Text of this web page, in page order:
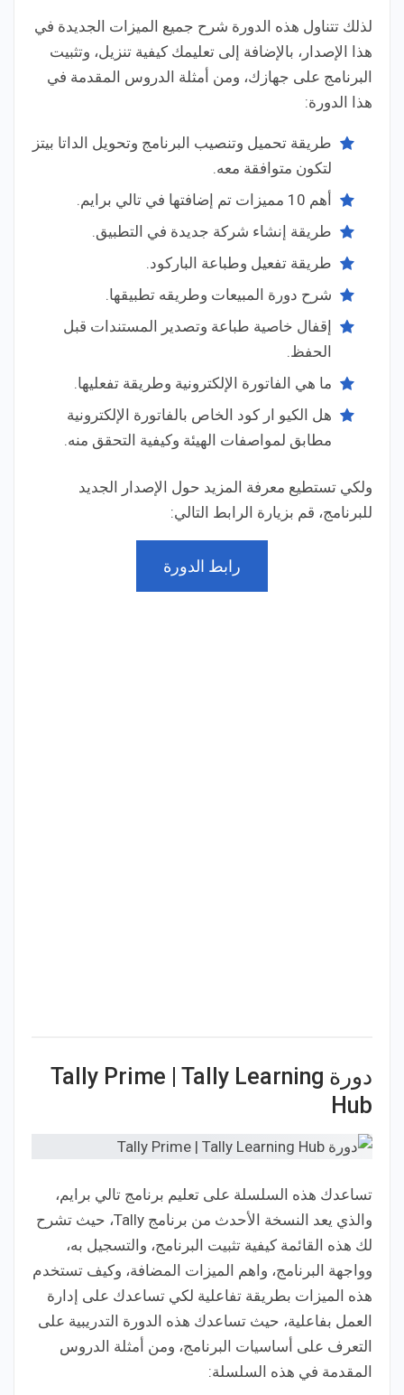
لذلك تتناول هذه الدورة شرح جميع الميزات الجديدة في
هذا الإصدار، بالإضافة إلى تعليمك كيفية تنزيل، وتثبيت
البرنامج على جهازك، ومن أمثلة الدروس المقدمة في
هذا الدورة:
طريقة تحميل وتنصيب البرنامج وتحويل الداتا بيتز
لتكون متوافقة معه.
أهم 10 مميزات تم إضافتها في تالي برايم.
طريقة إنشاء شركة جديدة في التطبيق.
طريقة تفعيل وطباعة الباركود.
شرح دورة المبيعات وطريقه تطبيقها.
إقفال خاصية طباعة وتصدير المستندات قبل
الحفظ.
ما هي الفاتورة الإلكترونية وطريقة تفعليها.
هل الكيو ار كود الخاص بالفاتورة الإلكترونية
مطابق لمواصفات الهيئة وكيفية التحقق منه.
ولكي تستطيع معرفة المزيد حول الإصدار الجديد
للبرنامج، قم بزيارة الرابط التالي:
رابط الدورة
دورة Tally Prime | Tally Learning
Hub
تساعدك هذه السلسلة على تعليم برنامج تالي برايم،
والذي يعد النسخة الأحدث من برنامج Tally، حيث تشرح
لك هذه القائمة كيفية تثبيت البرنامج، والتسجيل به،
وواجهة البرنامج، واهم الميزات المضافة، وكيف تستخدم
هذه الميزات بطريقة تفاعلية لكي تساعدك على إدارة
العمل بفاعلية، حيث تساعدك هذه الدورة التدريبية على
التعرف على أساسيات البرنامج، ومن أمثلة الدروس
المقدمة في هذه السلسلة: